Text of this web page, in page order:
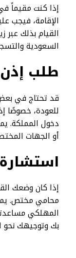
إذا كنت مقيماً
الإقامة، فيجب
القيام بذلك عبر
السعودية
طلب
قد تحتاج في
للعودة، خصوصًا
دخول المملكة.
أو الجهات
إذا كان وضعك
محامي مختص.
المهلكي
بك وتوجيهك نحو